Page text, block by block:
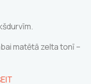
matētā zelta tonī –